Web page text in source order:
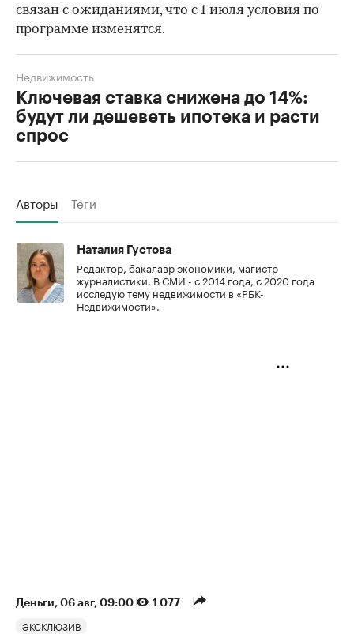
связан с ожиданиями, что с 1 июля условия по
программе изменятся.
Ключевая ставка снижена до 14%:
будут ли дешеветь ипотека и расти
спрос
Недвижимость
Авторы Теги
Наталия Густова
Редактор, бакалавр экономики, магистр
журналистики. В СМИ - с 2014 года, с 2020 года
исследую тему недвижимости в «РБК-
Недвижимости».
Деньги 06 авг, 09:00 1 077
ЭКСКЛЮЗИВ